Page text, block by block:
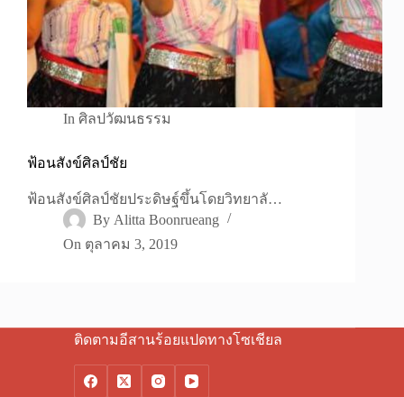
In ศิลปวัฒนธรรม
ฟ้อนสังข์ศิลป์ชัย
ฟ้อนสังข์ศิลป์ชัยประดิษฐ์ขึ้นโดยวิทยาลั…
By Alitta Boonrueang
On ตุลาคม 3, 2019
ติดตามอีสานร้อยแปดทางโซเชียล